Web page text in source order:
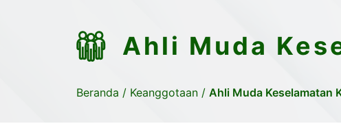
Ahli Muda
Beranda / Keanggotaan / Ahli Muda Keselamatan